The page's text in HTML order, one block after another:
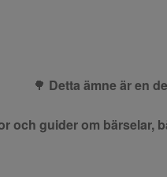
🌳 Detta ämne är en
och guider om bärselar,